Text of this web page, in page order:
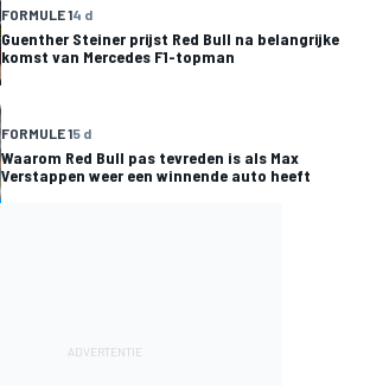
FORMULE 14 d
Guenther Steiner prijst Red Bull na belangrijke
komst van Mercedes F1-topman
FORMULE 15 d
Waarom Red Bull pas tevreden is als Max
Verstappen weer een winnende auto heeft